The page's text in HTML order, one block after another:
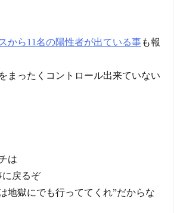
から11名の陽性者が出ている事も報
まったくコントロール出来ていない
は
に戻るぞ
地獄にでも行っててくれ”だからな